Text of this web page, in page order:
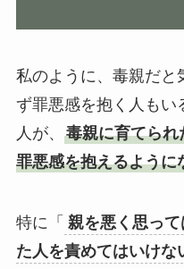
私のように、毒親だと
ず罪悪感を抱く人もい
人が、 毒親に育てら
罪悪感を抱えるように
特に「 親を悪く思っ
た人を責めてはいけな